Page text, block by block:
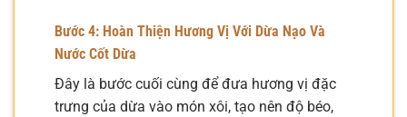
Bước 4: Hoàn Thiện Hương Vị Với Dừa Nạo Và
Nước Cốt Dừa
Đây là bước cuối cùng để đưa hương vị đặc
trưng của dừa vào món xôi, tạo nên độ béo,